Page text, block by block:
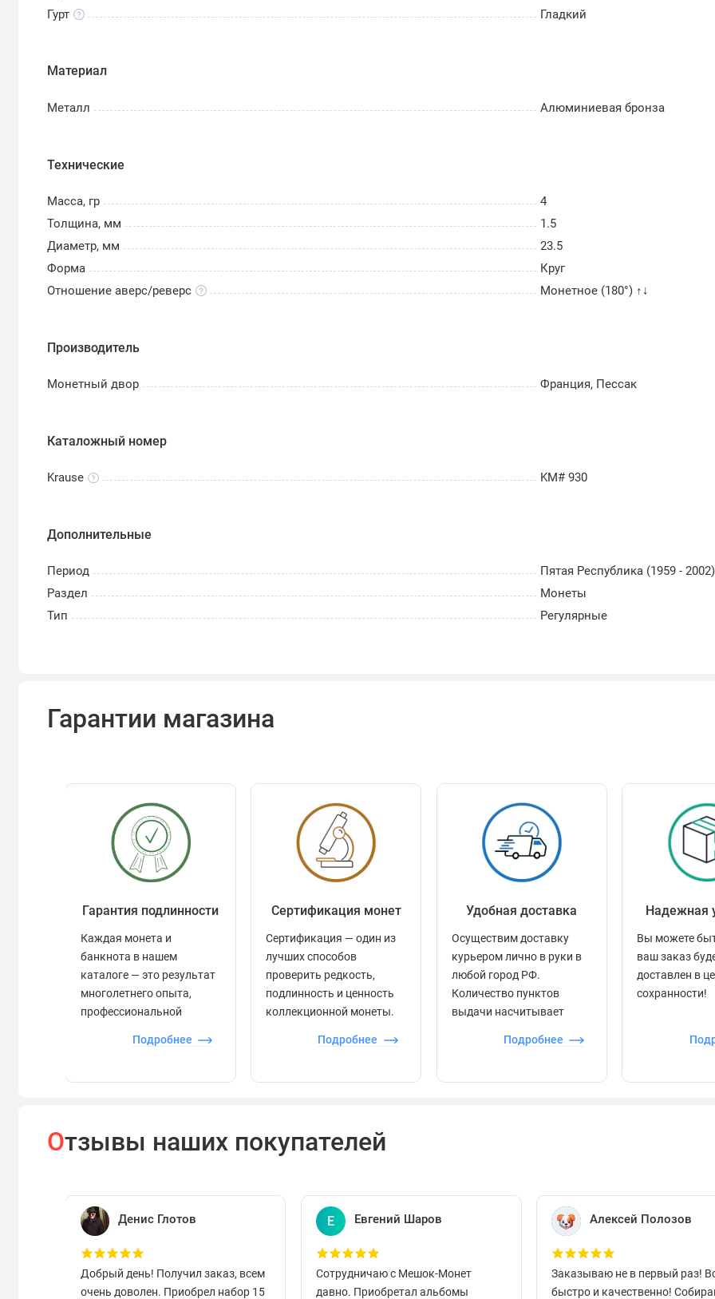
Гурт
Гладкий
Материал
Металл Алюминиевая бронза
Технические
Масса, гр
4
Толщина, мм
1.5
Диаметр, мм
23.5
Форма
Круг
Отношение аверс/реверс
Монетное (180°) ↑↓
Производитель
Монетный двор Франция, Пессак
Каталожный номер
Krause KM# 930
Дополнительные
Период
Пятая Республика (1959 - 2002)
Раздел
Монеты
Тип
Регулярные
Гарантии магазина
Гарантия подлинности
Каждая монета и
банкнота в нашем
каталоге — это результат
многолетнего опыта,
профессиональной
контроля.
Подробнее
Сертификация монет
Сертификация — один из
лучших способов
проверить редкость,
подлинность и ценность
коллекционной монеты.
Подробнее
Удобная доставка
Осуществим доставку
курьером лично в руки в
любой город РФ.
Количество пунктов
выдачи насчитывает
всей стране.
Подробнее
Надежная
Вы можете
ваш заказ
доставлен в
сохранности!
Отзывы наших покупателей
Денис Глотов
Добрый день! Получил заказ, всем
очень доволен. Приобрел набор 15
Е Евгений Шаров
Сотрудничаю с Мешок-Монет
давно. Приобретал альбомы
Алексей Полозов
Заказываю не в первый раз!
быстро и качественно!